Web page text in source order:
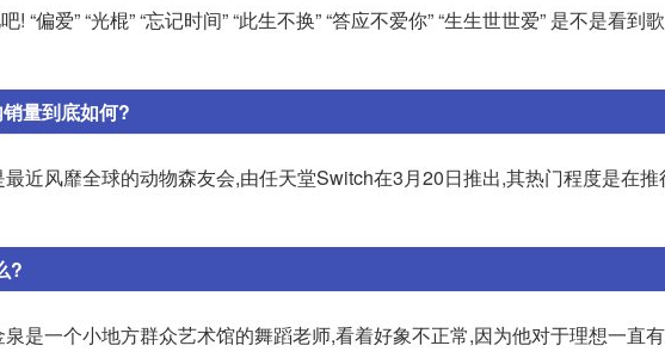
偏爱” “光棍” “忘记时间” “此生不换” “答应不爱你” “生生世世爱” 是不是看到
量到底如何?
近风靡全球的动物森友会,由任天堂Switch在3月20日推出,其热门程度是在
?
是一个小地方群众艺术馆的舞蹈老师,看着好象不正常,因为他对于理想一直